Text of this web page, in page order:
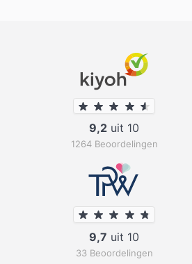
9,2 uit 10
1264 Beoordelingen
9,7 uit 10
33 Beoordelingen